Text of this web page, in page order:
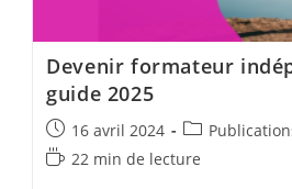
Devenir formateur
guide 2025
Post
published:
16 avril 2024
Post
category:
Temps22 min de lecture